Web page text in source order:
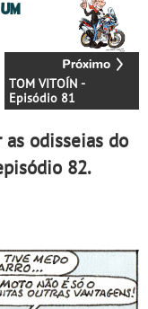
TOM VITOÍN -
Episódio 81
as odisseias do
82.